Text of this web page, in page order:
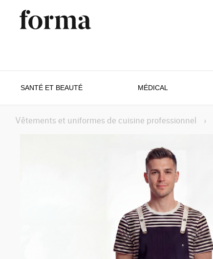
SANTÉ ET BEAUTÉ MÉDICAL
Vêtements et uniformes de cuisine professionnel ›